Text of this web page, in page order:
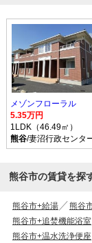
メゾンフローラル
5.35万円
1LDK（46.49㎡）
熊谷/妻沼行政セン
熊谷市の賃貸を探
熊谷市+給湯 熊谷
熊谷市+追焚機能浴室
熊谷市+温水洗浄便座